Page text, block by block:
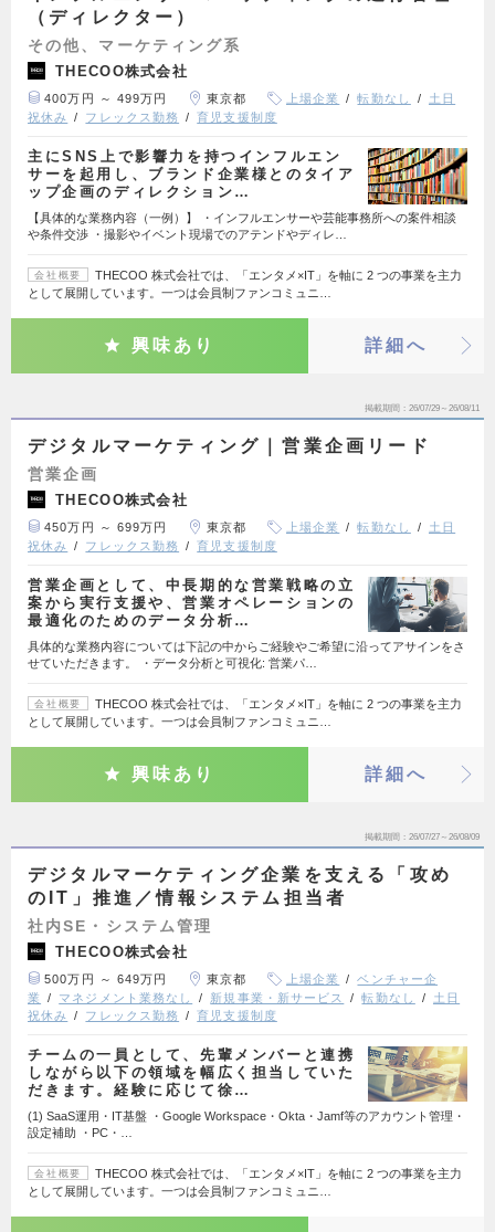
（ディレクター）
その他、マーケティング系
THECOO株式会社
400万円 ～ 499万円 東京都 上場企業 転勤なし
土日
祝休み
フレックス勤務 育児支援制度
主にSNS上で影響力を持つインフルエン
サーを起用し、ブランド企業様とのタイア
ップ企画のディレクション…
【具体的な業務内容（一例）】 ・インフルエンサーや芸能事務所への案件相談
や条件交渉 ・撮影やイベント現場でのアテンドやディレ…
会社概要
THECOO 株式会社では、「エンタメ×IT」を軸に 2 つの事業を主力
として展開しています。一つは会員制ファンコミュニ…
興味あり 詳細へ
掲載期間 26/07/29～26/08/11
デジタルマーケティング｜営業企画リード
営業企画
THECOO株式会社
450万円 ～ 699万円 東京都 上場企業 転勤なし
土日
祝休み
フレックス勤務 育児支援制度
営業企画として、中長期的な営業戦略の立
案から実行支援や、営業オペレーションの
最適化のためのデータ分析…
具体的な業務内容については下記の中からご経験やご希望に沿ってアサインをさ
せていただきます。 ・データ分析と可視化: 営業パ…
会社概要
THECOO 株式会社では、「エンタメ×IT」を軸に 2 つの事業を主力
として展開しています。一つは会員制ファンコミュニ…
興味あり 詳細へ
掲載期間 26/07/27～26/08/09
デジタルマーケティング企業を支える「攻め
のIT」推進／情報システム担当者
社内SE・システム管理
THECOO株式会社
500万円 ～ 649万円 東京都 上場企業
ベンチャー企
業
マネジメント業務なし 新規事業・新サービス 転勤なし
土日
祝休み
フレックス勤務 育児支援制度
チームの一員として、先輩メンバーと連携
しながら以下の領域を幅広く担当していた
だきます。経験に応じて徐…
(1) SaaS運用・IT基盤 ・Google Workspace・Okta・Jamf等のアカウント管理・
設定補助 ・PC・…
会社概要
THECOO 株式会社では、「エンタメ×IT」を軸に 2 つの事業を主力
として展開しています。一つは会員制ファンコミュニ…